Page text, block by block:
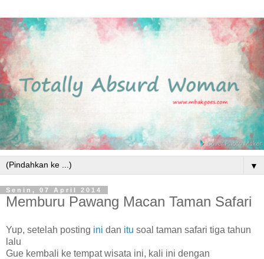
▼
Senin, 07 April 2014
Memburu Pawang Macan Taman Safari
Yup, setelah posting ini dan itu soal taman safari tiga tahun
lalu
Gue kembali ke tempat wisata ini, kali ini dengan